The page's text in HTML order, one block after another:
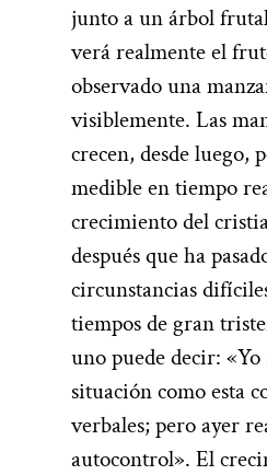
junto a un árbol
verá realmente el
observado una
visiblemente. Las
crecen, desde luego,
medible en tiempo
crecimiento del
después que ha
circunstancias
tiempos de gran
uno puede decir:
situación como esta
verbales; pero ayer
autocontrol». El